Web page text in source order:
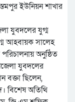
ইউনিয়ন শাখার
যুবদলের যুগ্ম
আহবায়ক সালেহ
অনুষ্ঠিত
যুবদলের
বক্তা ছিলেন,
বিশেষ অতিথি